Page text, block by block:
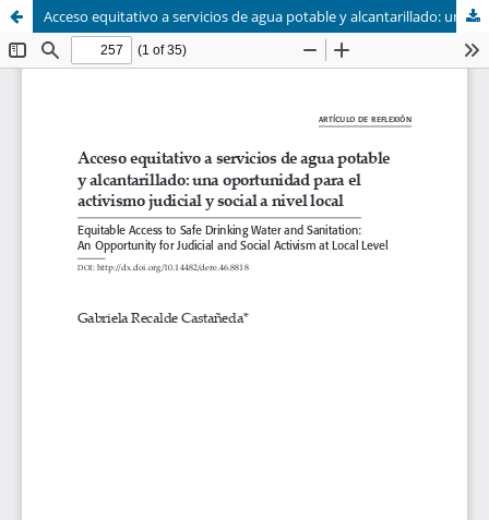
Acceso equitativo a servicios de agua potable y alcantarillado: una oportunidad para el activismo judicial y social a nivel local